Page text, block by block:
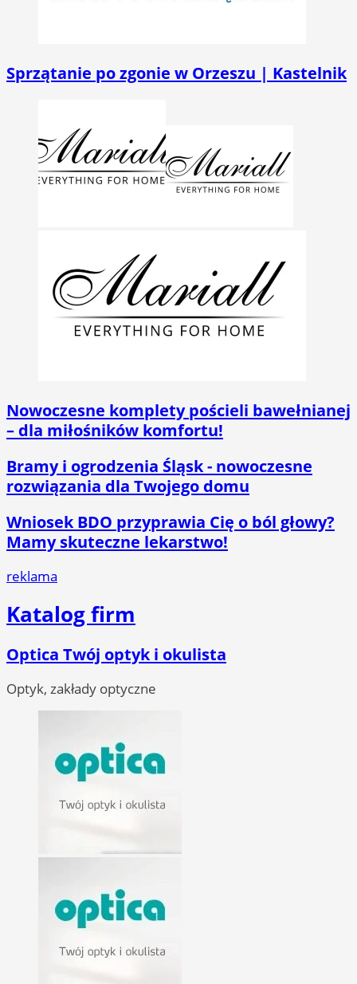
Sprzątanie po zgonie w Orzeszu | Kastelnik
Nowoczesne komplety pościeli bawełnianej
– dla miłośników komfortu!
Bramy i ogrodzenia Śląsk - nowoczesne
rozwiązania dla Twojego domu
Wniosek BDO przyprawia Cię o ból głowy?
Mamy skuteczne lekarstwo!
reklama
Katalog firm
Optica Twój optyk i okulista
Optyk, zakłady optyczne